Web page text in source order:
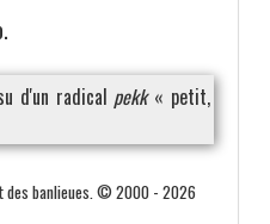
d'un radical pekk« petit,
des banlieues. © 2000 - 2026